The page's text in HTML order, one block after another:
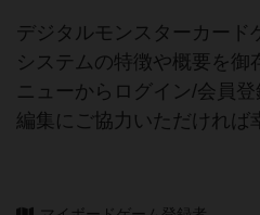
デジタルモンスターカー
システムの特徴や概要を御
ニューからログイン/会員
編集にご協力いただければ